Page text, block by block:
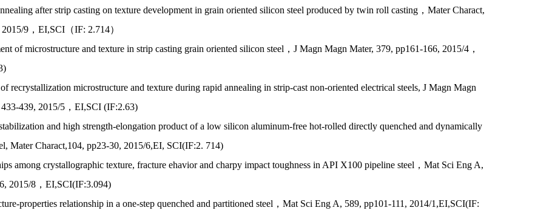
after strip casting on texture development in grain oriented silicon steel produced by twin roll casting，Mater Charact,
9，EI,SCI（IF: 2.714）
of microstructure and texture in strip casting grain oriented silicon steel，J Magn Magn Mater, 379, pp161-166, 2015/4，
recrystallization microstructure and texture during rapid annealing in strip-cast non-oriented electrical steels, J Magn Magn
439, 2015/5，EI,SCI (IF:2.63)
and high strength-elongation product of a low silicon aluminum-free hot-rolled directly quenched and dynamically
Mater Charact,104, pp23-30, 2015/6,EI, SCI(IF:2. 714)
among crystallographic texture, fracture ehavior and charpy impact toughness in API X100 pipeline steel，Mat Sci Eng A,
2015/8，EI,SCI(IF:3.094)
properties relationship in a one-step quenched and partitioned steel，Mat Sci Eng A, 589, pp101-111, 2014/1,EI,SCI(IF: